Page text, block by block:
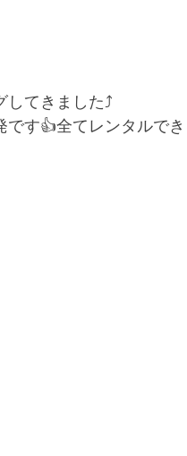
してきました⤴
す👍全てレンタルで